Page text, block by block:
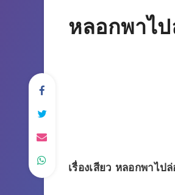
หลอกพาไ
เรื่องเสียว หลอกพาไป